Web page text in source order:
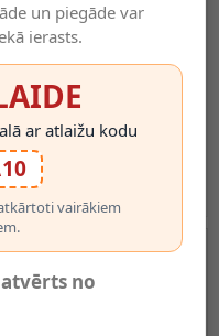
un piegāde var
ierasts.
ar atlaižu kodu
vairākiem
no